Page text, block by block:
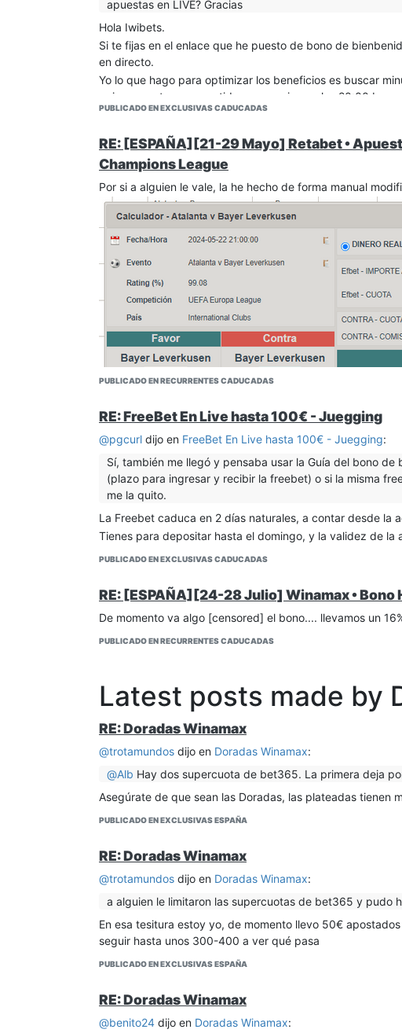
Aun no he hecho el ingreso de 100€, no sé si primero
deportes. Habla con el soporte
apuestas en LIVE? Gracias
Hola Iwibets.
Si te fijas en el enlace que he puesto de bono de
en directo.
Yo lo que hago para optimizar los beneficios es buscar
quiero apostar a un partido que empieza a las 20:00
variado menos las cuotas y por ende es mas rentable.
verdad es una autentica locura. (Eso si, solo 50€ ya que
PUBLICADO EN EXCLUSIVAS CADUCADAS
RE: [ESPAÑA][21-29 Mayo] Retabet •
Champions League
Por si a alguien le vale, la he hecho de forma manual
PUBLICADO EN RECURRENTES CADUCADAS
RE: FreeBet En Live hasta 100€ - Juegging
@pgcurl dijo en FreeBet En Live hasta 100€ - Juegging:
Sí, también me llegó y pensaba usar la Guía del bono
(plazo para ingresar y recibir la freebet) o si la misma
me la quito.
La Freebet caduca en 2 días naturales, a contar desde la
Tienes para depositar hasta el domingo, y la validez de
PUBLICADO EN EXCLUSIVAS CADUCADAS
RE: [ESPAÑA][24-28 Julio] Winamax • Bono
De momento va algo [censored] el bono.... llevamos un
PUBLICADO EN RECURRENTES CADUCADAS
Latest posts made by
RE: Doradas Winamax
@trotamundos dijo en Doradas Winamax:
@Alb Hay dos supercuota de bet365. La primera deja
Asegúrate de que sean las Doradas, las plateadas tienen
PUBLICADO EN EXCLUSIVAS ESPAÑA
RE: Doradas Winamax
@trotamundos dijo en Doradas Winamax:
a alguien le limitaron las supercuotas de bet365 y pudo
En esa tesitura estoy yo, de momento llevo 50€
seguir hasta unos 300-400 a ver qué pasa
PUBLICADO EN EXCLUSIVAS ESPAÑA
RE: Doradas Winamax
@benito24 dijo en Doradas Winamax: